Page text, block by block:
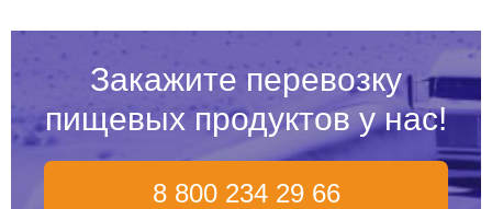
Закажите перевозку
пищевых продуктов у нас!
8 800 234 29 66